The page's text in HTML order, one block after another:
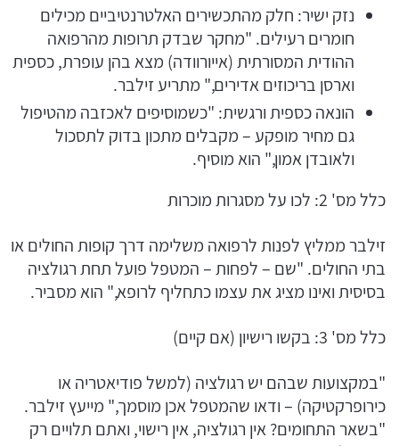
נזק ישיר: חלק מהתכשירים האלטרנטיביים מכילים
חומרים רעילים. "מחקר שבדק תרופות מהרפואה
ההודית המסורתית (אייורוודה) מצא בהן עופרת, כספית
וארסן בריכוזים אדירים," מתריע זילבר.
הונאה כספית ורגשית: "כשמוסיפים לאכזבה מהטיפול
גם מחיר מופקע – מקבלים מתכון בדוק לתסכול
ולאובדן אמון," הוא מוסיף.
כלל מס' 2: לכו על מסגרות מוכרות
זילבר ממליץ לפנות לרפואה משלימה דרך קופות החולים או
בתי החולים. "שם – לפחות – המטפל פועל תחת רגולציה
בסיסית ואינו מציג את עצמו כתחליף לרופא," הוא מסביר.
כלל מס' 3: בקשו רישיון (אם קיים)
"במקצועות שבהם יש רגולציה (למשל פודיאטריה או
כירופרקטיקה) – ודאו שהמטפל אכן מוסמך," מייעץ זילבר.
"בשאר התחומים? אין רגולציה, אין רישוי, ואתם תלויים רק